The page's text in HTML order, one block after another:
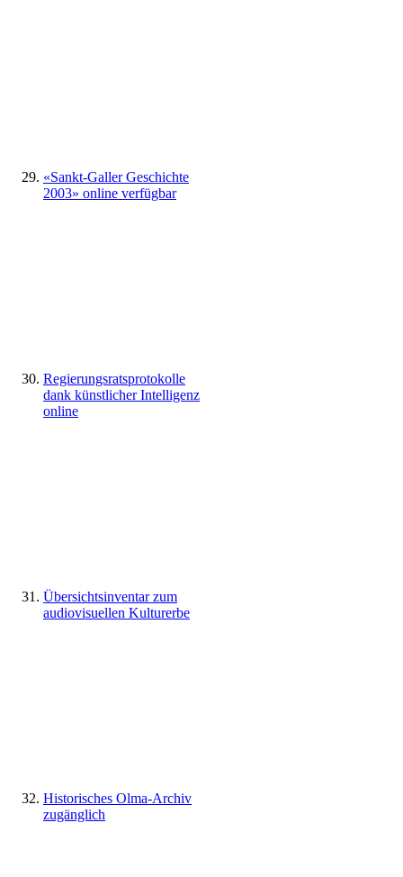
«Sankt-Galler Geschichte
2003» online verfügbar
Regierungsratsprotokolle
dank künstlicher Intelligenz
online
Übersichtsinventar zum
audiovisuellen Kulturerbe
Historisches Olma-Archiv
zugänglich